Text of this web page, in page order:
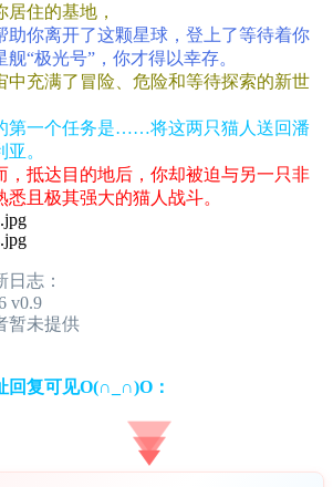
居住的基地，
助你离开了这颗星球，登上了等待着你
舰“极光号”，你才得以幸存。
中充满了冒险、危险和等待探索的新世
第一个任务是……将这两只猫人送回潘
亚。
，抵达目的地后，你却被迫与另一只非
悉且极其强大的猫人战斗。
日志：
v0.9
暂未提供
回复可见O(∩_∩)O：